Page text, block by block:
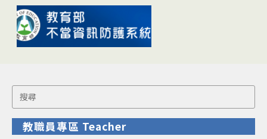
Search
for:
教職員專區 Teacher